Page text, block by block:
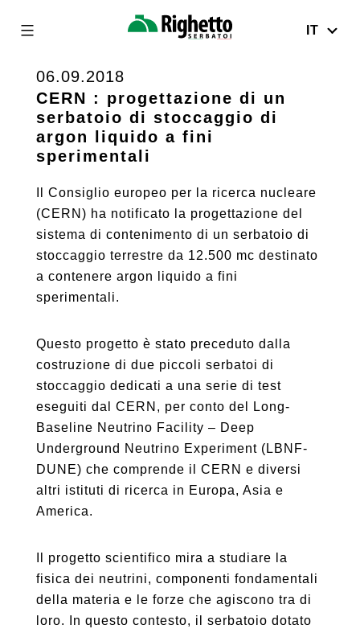
content
Righetto
IT
06.09.2018
CERN : progettazione di un
serbatoio di stoccaggio di
argon liquido a fini
sperimentali
Il Consiglio europeo per la ricerca nucleare
(CERN) ha notificato la progettazione del
sistema di contenimento di un serbatoio di
stoccaggio terrestre da 12.500 mc destinato
a contenere argon liquido a fini
sperimentali.
Questo progetto è stato preceduto dalla
costruzione di due piccoli serbatoi di
stoccaggio dedicati a una serie di test
eseguiti dal CERN, per conto del Long-
Baseline Neutrino Facility – Deep
Underground Neutrino Experiment (LBNF-
DUNE) che comprende il CERN e diversi
altri istituti di ricerca in Europa, Asia e
America.
Il progetto scientifico mira a studiare la
fisica dei neutrini, componenti fondamentali
della materia e le forze che agiscono tra di
loro. In questo contesto, il serbatoio dotato